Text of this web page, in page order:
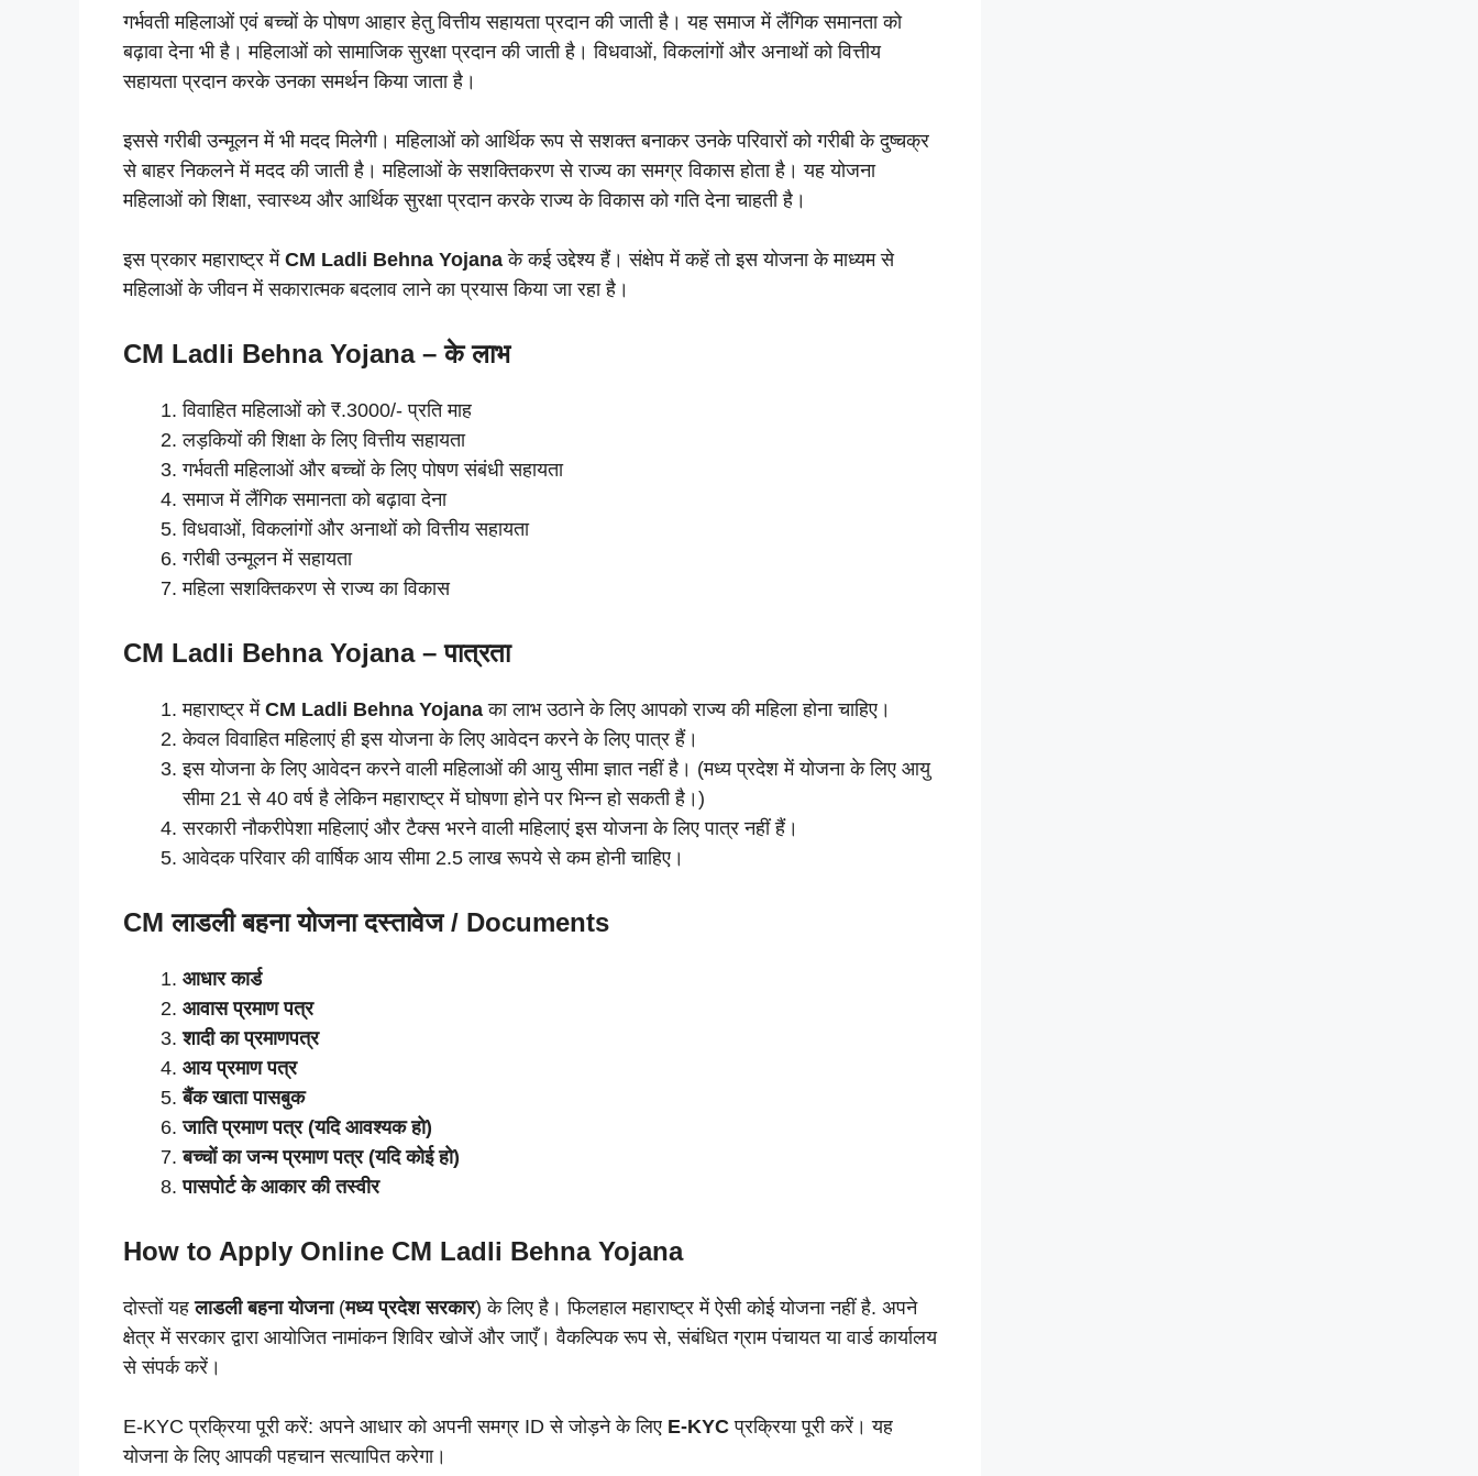
गर्भवती महिलाओं एवं बच्चों के पोषण आहार हेतु वित्तीय सहायता प्रदान की जाती है। यह समाज में लैंगिक समानता को
बढ़ावा देना भी है। महिलाओं को सामाजिक सुरक्षा प्रदान की जाती है। विधवाओं, विकलांगों और अनाथों को वित्तीय
सहायता प्रदान करके उनका समर्थन किया जाता है।
इससे गरीबी उन्मूलन में भी मदद मिलेगी। महिलाओं को आर्थिक रूप से सशक्त बनाकर उनके परिवारों को गरीबी के दुष्चक्र
से बाहर निकलने में मदद की जाती है। महिलाओं के सशक्तिकरण से राज्य का समग्र विकास होता है। यह योजना
महिलाओं को शिक्षा, स्वास्थ्य और आर्थिक सुरक्षा प्रदान करके राज्य के विकास को गति देना चाहती है।
इस प्रकार महाराष्ट्र में CM Ladli Behna Yojana के कई उद्देश्य हैं। संक्षेप में कहें तो इस योजना के माध्यम से
महिलाओं के जीवन में सकारात्मक बदलाव लाने का प्रयास किया जा रहा है।
CM Ladli Behna Yojana– के लाभ
विवाहित महिलाओं को ₹.3000/- प्रति माह
लड़कियों की शिक्षा के लिए वित्तीय सहायता
गर्भवती महिलाओं और बच्चों के लिए पोषण संबंधी सहायता
समाज में लैंगिक समानता को बढ़ावा देना
विधवाओं, विकलांगों और अनाथों को वित्तीय सहायता
गरीबी उन्मूलन में सहायता
महिला सशक्तिकरण से राज्य का विकास
CM Ladli Behna Yojana– पात्रता
महाराष्ट्र में CM Ladli Behna Yojana का लाभ उठाने के लिए आपको राज्य की महिला होना चाहिए।
केवल विवाहित महिलाएं ही इस योजना के लिए आवेदन करने के लिए पात्र हैं।
इस योजना के लिए आवेदन करने वाली महिलाओं की आयु सीमा ज्ञात नहीं है। (मध्य प्रदेश में योजना के लिए आयु
सीमा 21 से 40 वर्ष है लेकिन महाराष्ट्र में घोषणा होने पर भिन्न हो सकती है।)
सरकारी नौकरीपेशा महिलाएं और टैक्स भरने वाली महिलाएं इस योजना के लिए पात्र नहीं हैं।
आवेदक परिवार की वार्षिक आय सीमा 2.5 लाख रूपये से कम होनी चाहिए।
CMलाडली बहना योजनादस्तावेज / Documents
आधार कार्ड
आवास प्रमाण पत्र
शादी का प्रमाणपत्र
आय प्रमाण पत्र
बैंक खाता पासबुक
जाति प्रमाण पत्र (यदि आवश्यक हो)
बच्चों का जन्म प्रमाण पत्र (यदि कोई हो)
पासपोर्ट के आकार की तस्वीर
How to Apply Online CM Ladli Behna Yojana
दोस्तों यहलाडली बहना योजना(मध्य प्रदेश सरकार) के लिए है। फिलहाल महाराष्ट्र में ऐसी कोई योजना नहीं है. अपने
क्षेत्र में सरकार द्वारा आयोजित नामांकन शिविर खोजें और जाएँ। वैकल्पिक रूप से, संबंधित ग्राम पंचायत या वार्ड कार्यालय
से संपर्क करें।
E-KYC प्रक्रिया पूरी करें: अपने आधार को अपनी समग्र ID से जोड़ने के लिए E-KYC प्रक्रिया पूरी करें। यह
योजना के लिए आपकी पहचान सत्यापित करेगा।